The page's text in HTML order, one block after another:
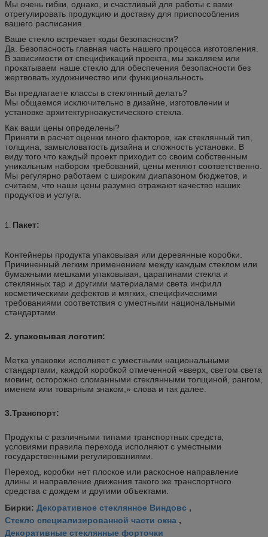
Мы очень гибки, однако, и счастливый для работы с вами
отрегулировать продукцию и доставку для приспособления
вашего расписания.
Ваше стекло встречает коды безопасности?
Да. Безопасность главная часть нашего процесса изготовления.
В зависимости от спецификаций проекта, мы закаляем или
прокатываем наше стекло для обеспечения безопасности без
жертвовать художничество или функциональность.
Вы предлагаете классы в стеклянный делать?
Мы общаемся исключительно в дизайне, изготовлении и
установке архитектурноакустического стекла.
Как ваши цены определены?
Приняти в расчет оценки много факторов, как стеклянный тип,
толщина, замысловатость дизайна и сложность установки. В
виду того что каждый проект приходит со своим собственным
уникальным набором требований, цены меняют соответственно.
Мы регулярно работаем с широким диапазоном бюджетов, и
считаем, что наши цены разумно отражают качество наших
продуктов и услуга.
1. Пакет:
Контейнеры продукта упаковывая или деревянные коробки.
Причиненный легким применением между каждым стеклом или
бумажными мешками упаковывая, царапинами стекла и
стеклянных тар и другими материалами света инфилл
косметическими дефектов и мягких, специфическими
требованиями соответствия с уместными национальными
стандартами.
2. упаковывая логотип:
Метка упаковки исполняет с уместными национальными
стандартами, каждой коробкой отмеченной «вверх, светом света
мовинг, осторожно сломанными стеклянными толщиной, рангом,
именем или товарным знаком,» слова и так далее.
3.Транспорт:
Продукты с различными типами транспортных средств,
условиями правила перехода исполняют с уместными
государственными регулированиями.
Переход, коробки нет плоское или раскосное направление
длины и направление движения такого же транспортного
средства с дождем и другими объектами.
Бирки: Декоративное стеклянное Виндовс ,
Стекло специализированной части окна ,
Декоративные стеклянные форточки